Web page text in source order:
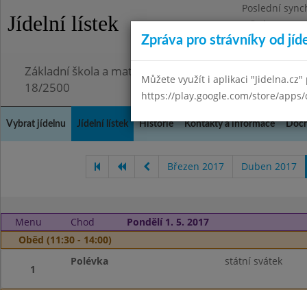
Jídelní lístek
Poslední
Středa
Omezení
Základní škola a mateřská škola Chmelnice, Praha 3,
18/2500
Vybrat jídelnu Jídelní lístek Historie Kontakty a informace
Březen 2017 Duben 2017
Menu Chod
Pondělí 1. 5. 2017
Oběd (11:30 - 14:00)
1
Polévka státní svátek
Zpráva pro strávníky od
Můžete využít i aplikaci
https://play.google.com/store/